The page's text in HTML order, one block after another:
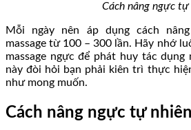
Cách nâng ngực tự
Mỗi ngày nên áp dụng cách
massage từ 100 – 300 lần. Hãy nhớ
massage ngực để phát huy tác dụng
này đòi hỏi bạn phải kiên trì thực
như mong muốn.
Cách nâng ngực tự